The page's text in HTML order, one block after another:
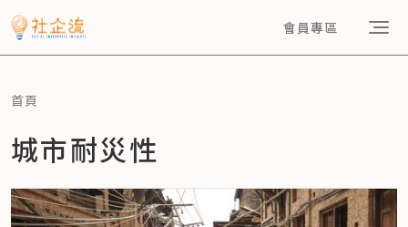
會員專區
首頁
城市耐災性